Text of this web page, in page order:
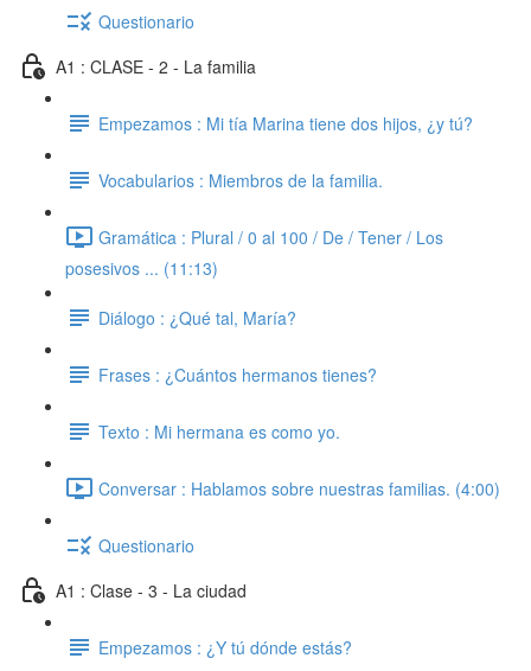
Questionario
A1 : CLASE - 2 - La familia
Empezamos : Mi tía Marina tiene dos hijos, ¿y tú?
Vocabularios : Miembros de la familia.
Gramática : Plural / 0 al 100 / De / Tener / Los
posesivos ... (11:13)
Diálogo : ¿Qué tal, María?
Frases : ¿Cuántos hermanos tienes?
Texto : Mi hermana es como yo.
Conversar : Hablamos sobre nuestras familias. (4:00)
Questionario
A1 : Clase - 3 - La ciudad
Empezamos : ¿Y tú dónde estás?